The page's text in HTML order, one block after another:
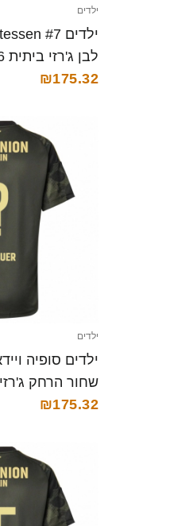
ילדים
קצרה
₪175.32
ילדים
קצרה
₪175.32